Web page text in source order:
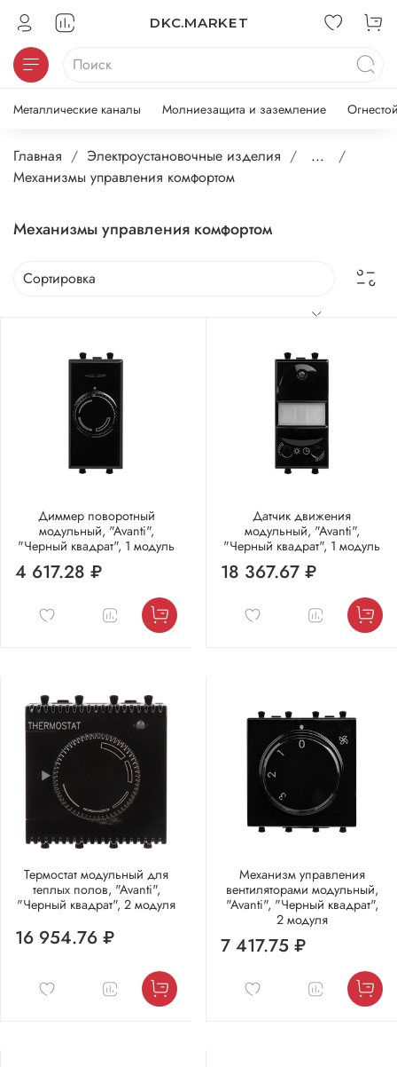
DKC.MARKET
Металлические каналы Молниезащита и заземление
Главная Электроустановочные изделия
...
Механизмы управления комфортом
Механизмы управления комфортом
Диммер поворотный
модульный, "Avanti",
"Черный квадрат", 1 модуль
4 617.28 ₽
Датчик движения
модульный, "Avanti",
"Черный квадрат", 1 модуль
18 367.67 ₽
Термостат модульный для
теплых полов, "Avanti",
"Черный квадрат", 2 модуля
16 954.76 ₽
Механизм управления
вентиляторами модульный,
"Avanti", "Черный квадрат",
2 модуля
7 417.75 ₽